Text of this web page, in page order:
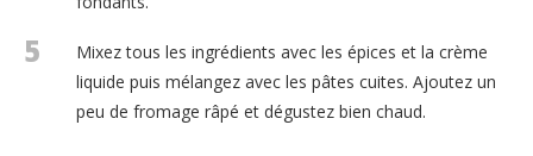
5
Mixez tous les ingrédients avec les épices et la crème
liquide puis mélangez avec les pâtes cuites. Ajoutez un
peu de fromage râpé et dégustez bien chaud.